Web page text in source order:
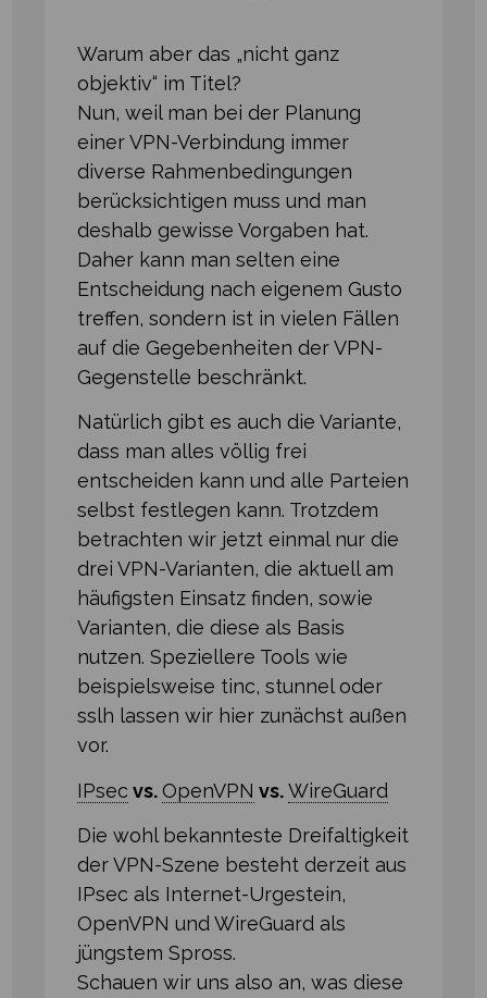
Warum aber das „nicht ganz
objektiv“ im Titel?
Nun, weil man bei der Planung
einer VPN-Verbindung immer
diverse Rahmenbedingungen
berücksichtigen muss und man
deshalb gewisse Vorgaben hat.
Daher kann man selten eine
Entscheidung nach eigenem Gusto
treffen, sondern ist in vielen Fällen
auf die Gegebenheiten der VPN-
Gegenstelle beschränkt.
Natürlich gibt es auch die Variante,
dass man alles völlig frei
entscheiden kann und alle Parteien
selbst festlegen kann. Trotzdem
betrachten wir jetzt einmal nur die
drei VPN-Varianten, die aktuell am
häufigsten Einsatz finden, sowie
Varianten, die diese als Basis
nutzen. Speziellere Tools wie
beispielsweise tinc, stunnel oder
sslh lassen wir hier zunächst außen
vor.
IPsec vs.OpenVPN vs.WireGuard
Die wohl bekannteste Dreifaltigkeit
der VPN-Szene besteht derzeit aus
IPsec als Internet-Urgestein,
OpenVPN und WireGuard als
jüngstem Spross.
Schauen wir uns also an, was diese